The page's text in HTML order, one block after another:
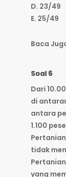
D. 23/49
E. 25/49
Baca
Soal 6
Dari
di
antara
1.100
tidak
yang